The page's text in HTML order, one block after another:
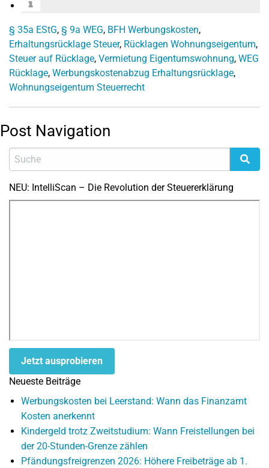
§ 35a EStG, § 9a WEG, BFH Werbungskosten,
Erhaltungsrücklage Steuer, Rücklagen Wohnungseigentum,
Steuer auf Rücklage, Vermietung Eigentumswohnung, WEG
Rücklage, Werbungskostenabzug Erhaltungsrücklage,
Wohnungseigentum Steuerrecht
Post Navigation
NEU: IntelliScan – Die Revolution der Steuererklärung
Jetzt ausprobieren
Neueste Beiträge
Werbungskosten bei Leerstand: Wann das Finanzamt
Kosten anerkennt
Kindergeld trotz Zweitstudium: Wann Freistellungen bei
der 20-Stunden-Grenze zählen
Pfändungsfreigrenzen 2026: Höhere Freibeträge ab 1.